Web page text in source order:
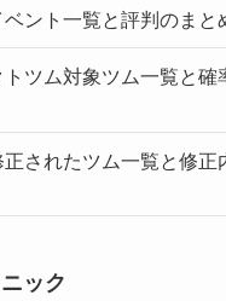
ント一覧と評判のまと
ツム対象ツム一覧と確
されたツム一覧と修正
ック